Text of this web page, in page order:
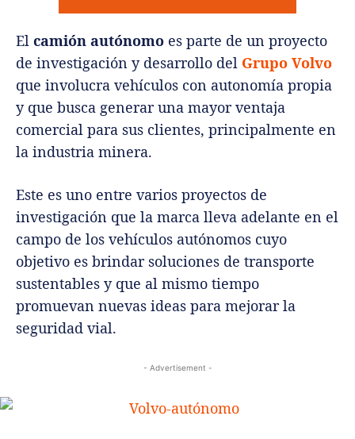
El camión autónomo es parte de un proyecto
de investigación y desarrollo del Grupo Volvo
que involucra vehículos con autonomía propia
y que busca generar una mayor ventaja
comercial para sus clientes, principalmente en
la industria minera.
Este es uno entre varios proyectos de
investigación que la marca lleva adelante en el
campo de los vehículos autónomos cuyo
objetivo es brindar soluciones de transporte
sustentables y que al mismo tiempo
promuevan nuevas ideas para mejorar la
seguridad vial.
- Advertisement -